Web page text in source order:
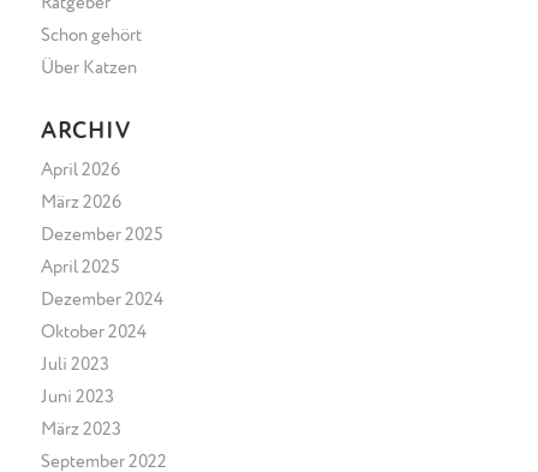
Schon gehört
Über Katzen
ARCHIV
April 2026
März 2026
Dezember 2025
April 2025
Dezember 2024
Oktober 2024
Juli 2023
Juni 2023
März 2023
September 2022